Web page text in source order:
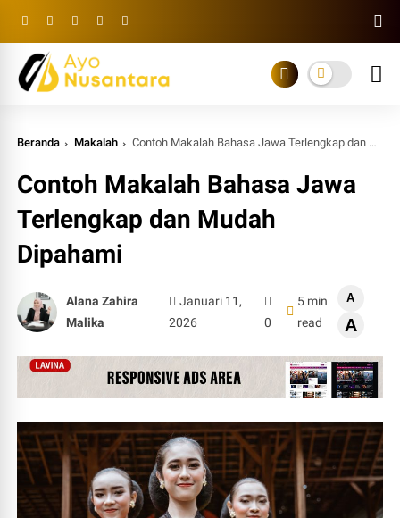
Beranda Makalah Contoh Makalah Bahasa Jawa Terlengkap dan Mudah Dipahami
Contoh Makalah Bahasa Jawa
Terlengkap dan Mudah
Dipahami
Alana Zahira
Malika
Januari 11,
2026
0
5 min
read
A
A